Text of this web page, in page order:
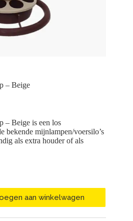
– Beige
– Beige is een los
bekende mijnlampen/voersilo’s
als extra houder of als
aan winkelwagen